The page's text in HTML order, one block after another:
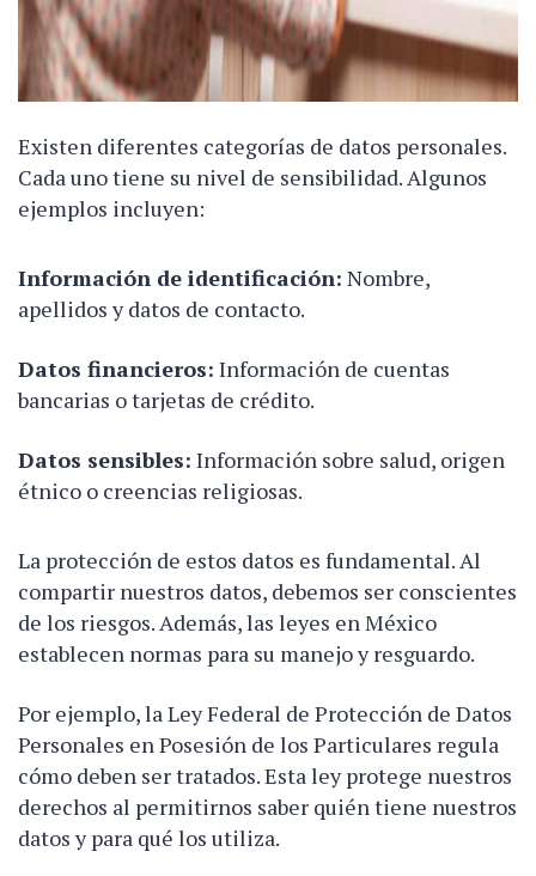
Existen diferentes categorías de datos personales.
Cada uno tiene su nivel de sensibilidad. Algunos
ejemplos incluyen:
Información de identificación: Nombre,
apellidos y datos de contacto.
Datos financieros: Información de cuentas
bancarias o tarjetas de crédito.
Datos sensibles: Información sobre salud, origen
étnico o creencias religiosas.
La protección de estos datos es fundamental. Al
compartir nuestros datos, debemos ser conscientes
de los riesgos. Además, las leyes en México
establecen normas para su manejo y resguardo.
Por ejemplo, la Ley Federal de Protección de Datos
Personales en Posesión de los Particulares regula
cómo deben ser tratados. Esta ley protege nuestros
derechos al permitirnos saber quién tiene nuestros
datos y para qué los utiliza.